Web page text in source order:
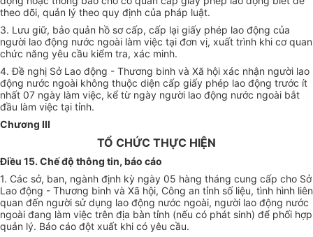
theo dõi, quản lý theo quy định của pháp luật.
3. Lưu giữ, bảo quản hồ sơ cấp, cấp lại giấy phép lao động của
người lao động nước ngoài làm việc tại đơn vị, xuất trình khi cơ quan
chức năng yêu cầu kiểm tra, xác minh.
4. Đề nghị Sở Lao động - Thương binh và Xã hội xác nhận người lao
động nước ngoài không thuộc diện cấp giấy phép lao động trước ít
nhất 07 ngày làm việc, kể từ ngày người lao động nước ngoài bắt
đầu làm việc tại tỉnh.
Chương III
TỔ CHỨC THỰC HIỆN
Điều 15. Chế độ thông tin, báo cáo
1. Các sở, ban, ngành định kỳ ngày 05 hàng tháng cung cấp cho Sở
Lao động - Thương binh và Xã hội, Công an tỉnh số liệu, tình hình liên
quan đến người sử dụng lao động nước ngoài, người lao động nước
ngoài đang làm việc trên địa bàn tỉnh (nếu có phát sinh) để phối hợp
quản lý. Báo cáo đột xuất khi có yêu cầu.